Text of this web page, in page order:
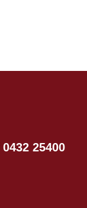
0432 25400